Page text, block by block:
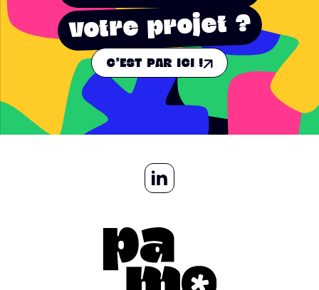
votre projet ?
C'EST PAR ICI !